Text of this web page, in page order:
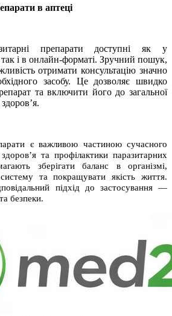
в аптеці
препарати доступні як у
так і в онлайн-форматі. Зручний пошук,
отримати консультацію значно
засобу. Це дозволяє швидко
та включити його до загальної
є важливою частиною сучасного
та профілактики паразитарних
зберігати баланс в організмі,
та покращувати якість життя.
підхід до застосування —
безпеки.